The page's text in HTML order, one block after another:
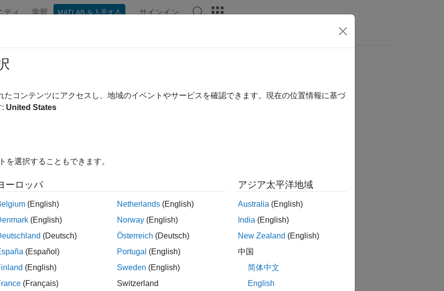
ティ 学習 MATLAB を入手する サインイン
a Simulinkmodel from Run-on-boot
raspPiObj model from Run-on-boot.
Online™ does not support the removeRunOnBoot function currently.
たコンテンツにアクセスし、地域のイベントやサービスを確認できます。現在の位置情報に基づ
: United States
を選択することもできます。
ーロッパ
(English)
(English)
(Deutsch)
(Español)
(English)
(Français)
Netherlands (English)
Norway (English)
Österreich (Deutsch)
Portugal (English)
Sweden (English)
Switzerland
アジア太平洋地域
Australia (English)
India (English)
New Zealand (English)
中国
简体中文
English